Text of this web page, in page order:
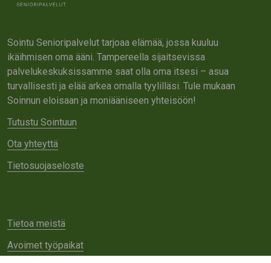
Sointu Senioripalvelut tarjoaa elämää, jossa kuuluu
ikäihmisen oma ääni. Tampereella sijaitsevissa
palvelukeskuksissamme saat olla oma itsesi – asua
turvallisesti ja elää arkea omalla tyylilläsi. Tule mukaan
Soinnun eloisaan ja moniääniseen yhteisöön!
Tutustu Sointuun
Ota yhteyttä
Tietosuojaseloste
Tietoa meistä
Avoimet työpaikat